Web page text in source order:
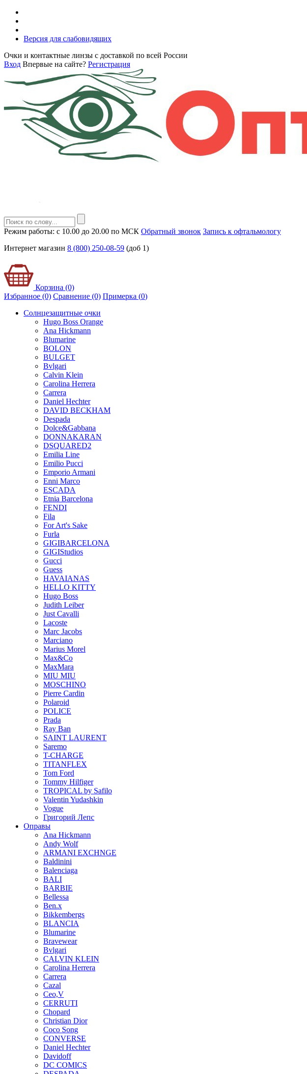
Версия для слабовидящих
Очки и контактные линзы с доставкой по всей России
Вход Впервые на сайте? Регистрация
Режим работы: с 10.00 до 20.00 по МСК Обратный звонок Запись к офтальмологу
Интернет магазин 8 (800) 250-08-59 (доб 1)
Корзина (0)
Избранное (0) Сравнение (0) Примерка (0)
Солнцезащитные очки
Hugo Boss Orange
Ana Hickmann
Blumarine
BOLON
BULGET
Bvlgari
Calvin Klein
Carolina Herrera
Carrera
Daniel Hechter
DAVID BECKHAM
Despada
Dolce&Gabbana
DONNAKARAN
DSQUARED2
Emilia Line
Emilio Pucci
Emporio Armani
Enni Marco
ESCADA
Etnia Barcelona
FENDI
Fila
For Art's Sake
Furla
GIGIBARCELONA
GIGIStudios
Gucci
Guess
HAVAIANAS
HELLO KITTY
Hugo Boss
Judith Leiber
Just Cavalli
Lacoste
Marc Jacobs
Marciano
Marius Morel
Max&Co
MaxMara
MIU MIU
MOSCHINO
Pierre Cardin
Polaroid
POLICE
Prada
Ray Ban
SAINT LAURENT
Saremo
T-CHARGE
TITANFLEX
Tom Ford
Tommy Hilfiger
TROPICAL by Safilo
Valentin Yudashkin
Vogue
Григорий Лепс
Оправы
Ana Hickmann
Andy Wolf
ARMANI EXCHNGE
Baldinini
Balenciaga
BALI
BARBIE
Bellessa
Ben.x
Bikkembergs
BLANCIA
Blumarine
Bravewear
Bvlgari
CALVIN KLEIN
Carolina Herrera
Carrera
Cazal
Ceo,V
CERRUTI
Chopard
Christian Dior
Coco Song
CONVERSE
Daniel Hechter
Davidoff
DC COMICS